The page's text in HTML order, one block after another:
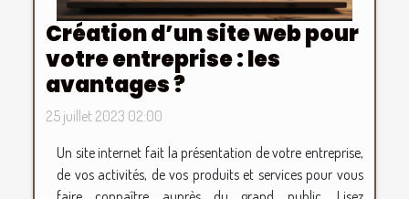
Création d’un site web pour
votre entreprise : les
avantages ?
25 juillet 2023 02:00
Un site internet fait la présentation de votre entreprise,
de vos activités, de vos produits et services pour vous